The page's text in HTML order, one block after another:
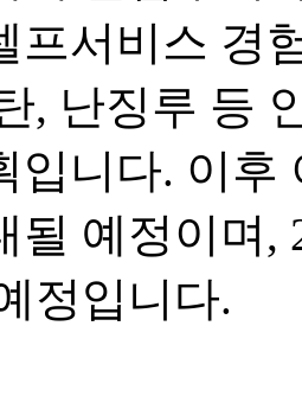
프서비스 경
, 난징루 등
입니다. 이후
될 예정이며,
정입니다.